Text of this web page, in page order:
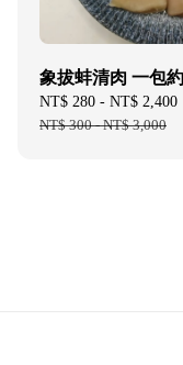
象拔蚌清肉 一包
Sale
price
NT$ 280 - NT$ 2,400
NT$ 300-NT$ 3,000